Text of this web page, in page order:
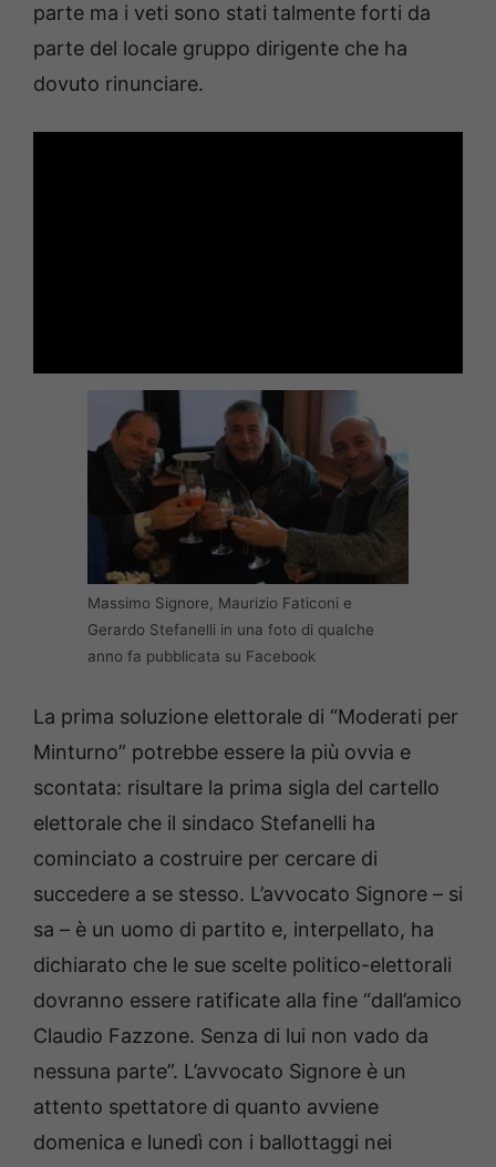
parte ma i veti sono stati talmente forti da
parte del locale gruppo dirigente che ha
dovuto rinunciare.
Massimo Signore, Maurizio Faticoni e
Gerardo Stefanelli in una foto di qualche
anno fa pubblicata su Facebook
La prima soluzione elettorale di “Moderati per
Minturno” potrebbe essere la più ovvia e
scontata: risultare la prima sigla del cartello
elettorale che il sindaco Stefanelli ha
cominciato a costruire per cercare di
succedere a se stesso. L’avvocato Signore – si
sa – è un uomo di partito e, interpellato, ha
dichiarato che le sue scelte politico-elettorali
dovranno essere ratificate alla fine “dall’amico
Claudio Fazzone. Senza di lui non vado da
nessuna parte”. L’avvocato Signore è un
attento spettatore di quanto avviene
domenica e lunedì con i ballottaggi nei